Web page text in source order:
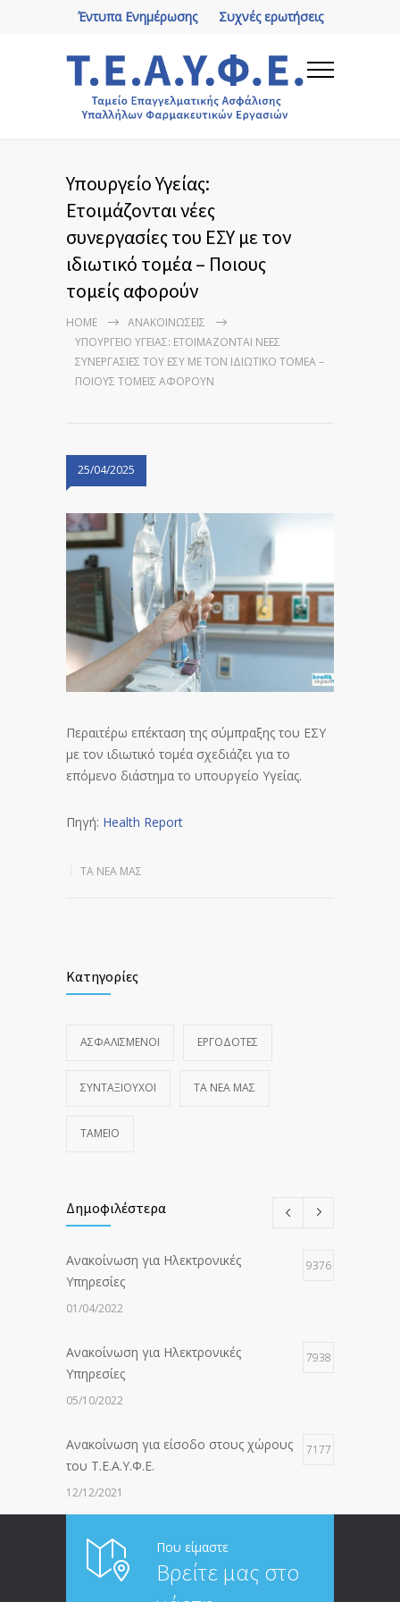
Συχνές ερωτήσεις
Έντυπα Ενημέρωσης
Υπουργείο Υγείας:
Ετοιμάζονται νέες
συνεργασίες του ΕΣΥ με τον
ιδιωτικό τομέα – Ποιους
τομείς αφορούν
HOME
ΑΝΑΚΟΙΝΏΣΕΙΣ
ΥΠΟΥΡΓΕΊΟ ΥΓΕΊΑΣ: ΕΤΟΙΜΆΖΟΝΤΑΙ ΝΈΕΣ
ΣΥΝΕΡΓΑΣΊΕΣ ΤΟΥ ΕΣΥ ΜΕ ΤΟΝ ΙΔΙΩΤΙΚΌ ΤΟΜΈΑ –
ΠΟΙΟΥΣ ΤΟΜΕΊΣ ΑΦΟΡΟΎΝ
25/04/2025
Περαιτέρω επέκταση της σύμπραξης του ΕΣΥ
με τον ιδιωτικό τομέα σχεδιάζει για το
επόμενο διάστημα το υπουργείο Υγείας.
Πηγή: Health Report
ΤΑ ΝΈΑ ΜΑΣ
Κατηγορίες
ΑΣΦΑΛΙΣΜΕΝΟΙ ΕΡΓΟΔΟΤΕΣ
ΣΥΝΤΑΞΙΟΥΧΟΙ ΤΑ ΝΈΑ ΜΑΣ
ΤΑΜΕΙΟ
Δημοφιλέστερα
Ανακοίνωση για Ηλεκτρονικές
Υπηρεσίες
9376
01/04/2022
Ανακοίνωση για Ηλεκτρονικές
Υπηρεσίες
7938
05/10/2022
Ανακοίνωση για είσοδο στους χώρους
του Τ.Ε.Α.Υ.Φ.Ε.
7177
12/12/2021
ΑΝΑΚΟΙΝΩΣΗ ΠΡΟΣ ΣΥΝΤΑΞΙΟΥΧΟΥΣ
20/12/2019
Που είμαστε
Βρείτε μας στο